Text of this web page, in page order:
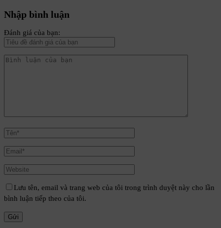
Nhập bình luận
Đánh giá của bạn:
Lưu tên, email và trang web của tôi trong trình duyệt này cho lần
bình luận tiếp theo của tôi.